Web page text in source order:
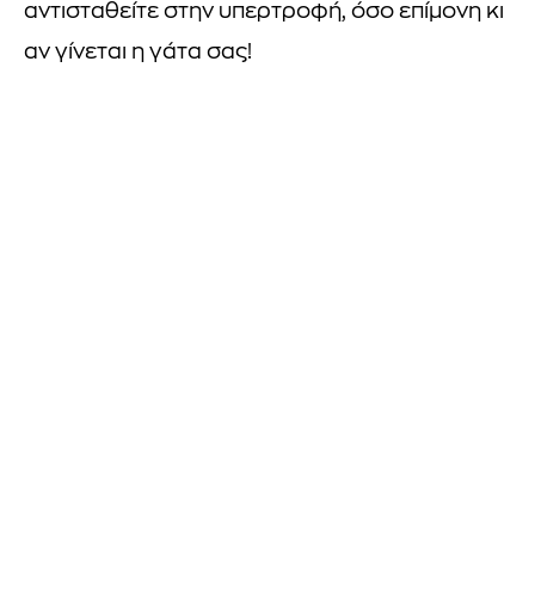
αντισταθείτε στην υπερτροφή, όσο επίμονη κι
αν γίνεται η γάτα σας!